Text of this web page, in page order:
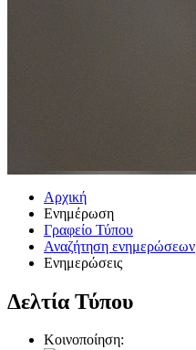
Αρχική
Ενημέρωση
Γραφείο Τύπου
Αναζήτηση ενημερώσεων
Ενημερώσεις
Δελτία Τύπου
Κοινοποίηση: